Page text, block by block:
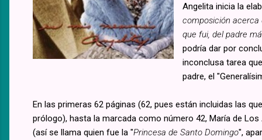
Angelita inicia la
composición acerca
que fui, del padre
podría dar por
inconclusa tarea
padre, el
En las primeras 62 páginas (62, pues están incluidas las
prólogo), hasta la marcada como número 42, María de
(así se llama quien fue la "Princesa de Santo Domingo",